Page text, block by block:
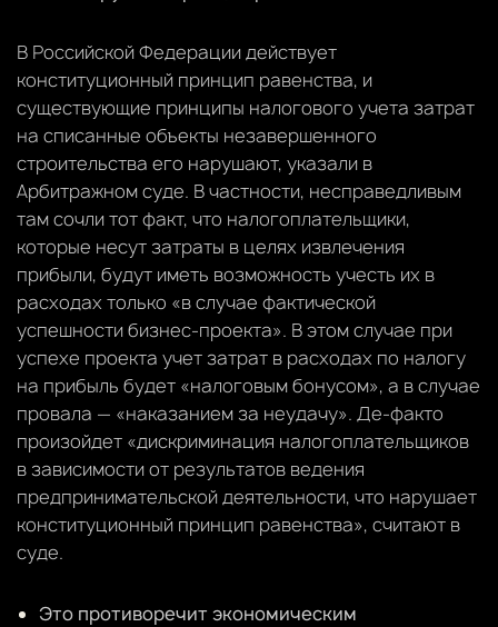
В Российской Федерации действует
конституционный принцип равенства, и
существующие принципы налогового учета затрат
на списанные объекты незавершенного
строительства его нарушают, указали в
Арбитражном суде. В частности, несправедливым
там сочли тот факт, что налогоплательщики,
которые несут затраты в целях извлечения
прибыли, будут иметь возможность учесть их в
расходах только «в случае фактической
успешности бизнес-проекта». В этом случае при
успехе проекта учет затрат в расходах по налогу
на прибыль будет «налоговым бонусом», а в случае
провала — «наказанием за неудачу». Де-факто
произойдет «дискриминация налогоплательщиков
в зависимости от результатов ведения
предпринимательской деятельности, что нарушает
конституционный принцип равенства», считают в
суде.
Это противоречит экономическим